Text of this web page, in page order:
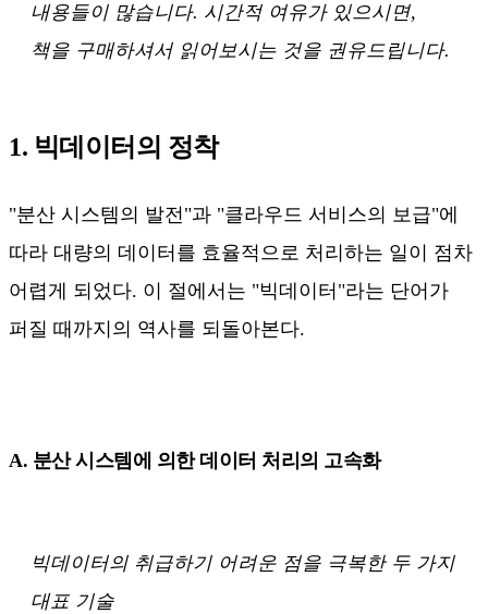
내용들이 많습니다. 시간적 여유가 있으시면,
책을 구매하셔서 읽어보시는 것을 권유드립니다.
1. 빅데이터의 정착
"분산 시스템의 발전"과 "클라우드 서비스의 보급"에
따라 대량의 데이터를 효율적으로 처리하는 일이 점차
어렵게 되었다. 이 절에서는 "빅데이터"라는 단어가
퍼질 때까지의 역사를 되돌아본다.
A. 분산 시스템에 의한 데이터 처리의 고속화
빅데이터의 취급하기 어려운 점을 극복한 두 가지
대표 기술